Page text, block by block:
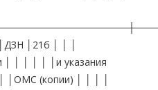
│21б │ │ │
│ │ │ │ │ │и указания
│ОМС (копии) │ │ │ │